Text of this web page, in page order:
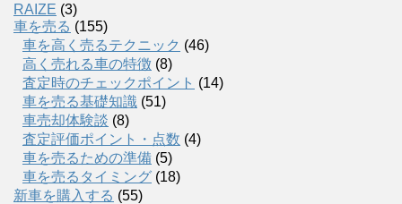
RAIZE (3)
車を売る (155)
車を高く売るテクニック (46)
高く売れる車の特徴 (8)
査定時のチェックポイント (14)
車を売る基礎知識 (51)
車売却体験談 (8)
査定評価ポイント・点数 (4)
車を売るための準備 (5)
車を売るタイミング (18)
新車を購入する (55)